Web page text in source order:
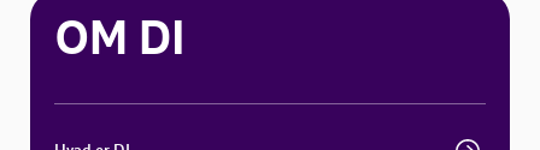
OM DI